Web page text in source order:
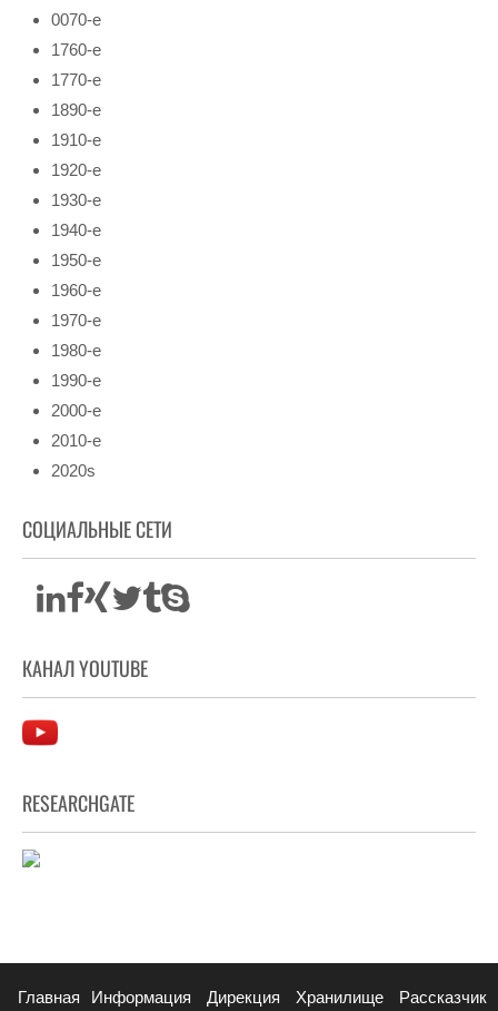
0070-е
1760-е
1770-е
1890-е
1910-е
1920-е
1930-е
1940-е
1950-е
1960-е
1970-е
1980-е
1990-е
2000-е
2010-е
2020s
СОЦИАЛЬНЫЕ СЕТИ
КАНАЛ YOUTUBE
RESEARCHGATE
Главная Информация Дирекция Хранилище Рассказчик